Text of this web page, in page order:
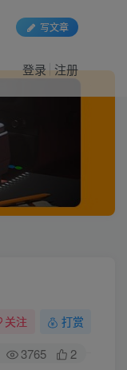
写文章
登录 注册
关注 打赏
3765 2